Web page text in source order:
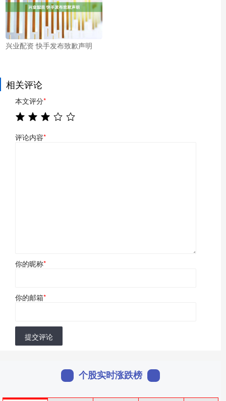
兴业配资 快手发布致歉声明
相关评论
本文评分*
评论内容*
你的昵称*
你的邮箱*
提交评论
个股实时涨跌榜